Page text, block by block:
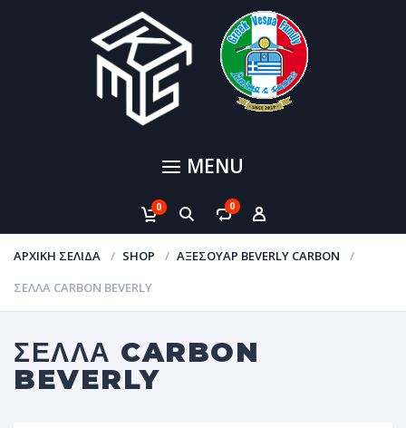
MENU
0 0
ΑΡΧΙΚΉ ΣΕΛΊΔΑ SHOP
ΑΞΕΣΟΥΑΡ BEVERLY CARBON
ΣΕΛΛΑ CARBON BEVERLY
ΣΕΛΛΑ CARBON
BEVERLY